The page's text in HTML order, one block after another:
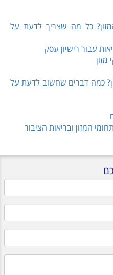
כל מה שצריך לדעת על
עבור רישיון עסק
כמה דברים שחשוב לדעת על
המזון ובריאות הציבור